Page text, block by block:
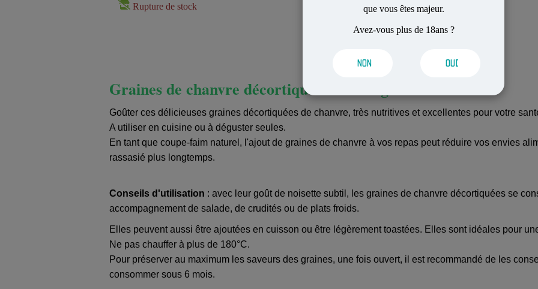
que vous êtes majeur.
Avez-vous plus de 18ans ?
NON OUI
Rupture de stock
Graines de chanvre décortiquées bio 150gr
Goûter ces délicieuses graines décortiquées de chanvre, très nutritives et excellentes pour votre
A utiliser en cuisine ou à déguster seules.
En tant que coupe-faim naturel, l'ajout de graines de chanvre à vos repas peut réduire vos envies
rassasié plus longtemps.
Conseils d'utilisation : avec leur goût de noisette subtil, les graines de chanvre décortiquées se
accompagnement de salade, de crudités ou de plats froids.
Elles peuvent aussi être ajoutées en cuisson ou être légèrement toastées. Elles sont idéales pour
Ne pas chauffer à plus de 180°C.
Pour préserver au maximum les saveurs des graines, une fois ouvert, il est recommandé de les
consommer sous 6 mois.